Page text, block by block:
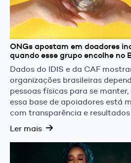
ONGs apostam em doadores
quando esse grupo encolhe no
Dados do IDIS e da CAF
organizações brasileiras
pessoas físicas para se
essa base de apoiadores está
com transparência e resultados
Ler mais